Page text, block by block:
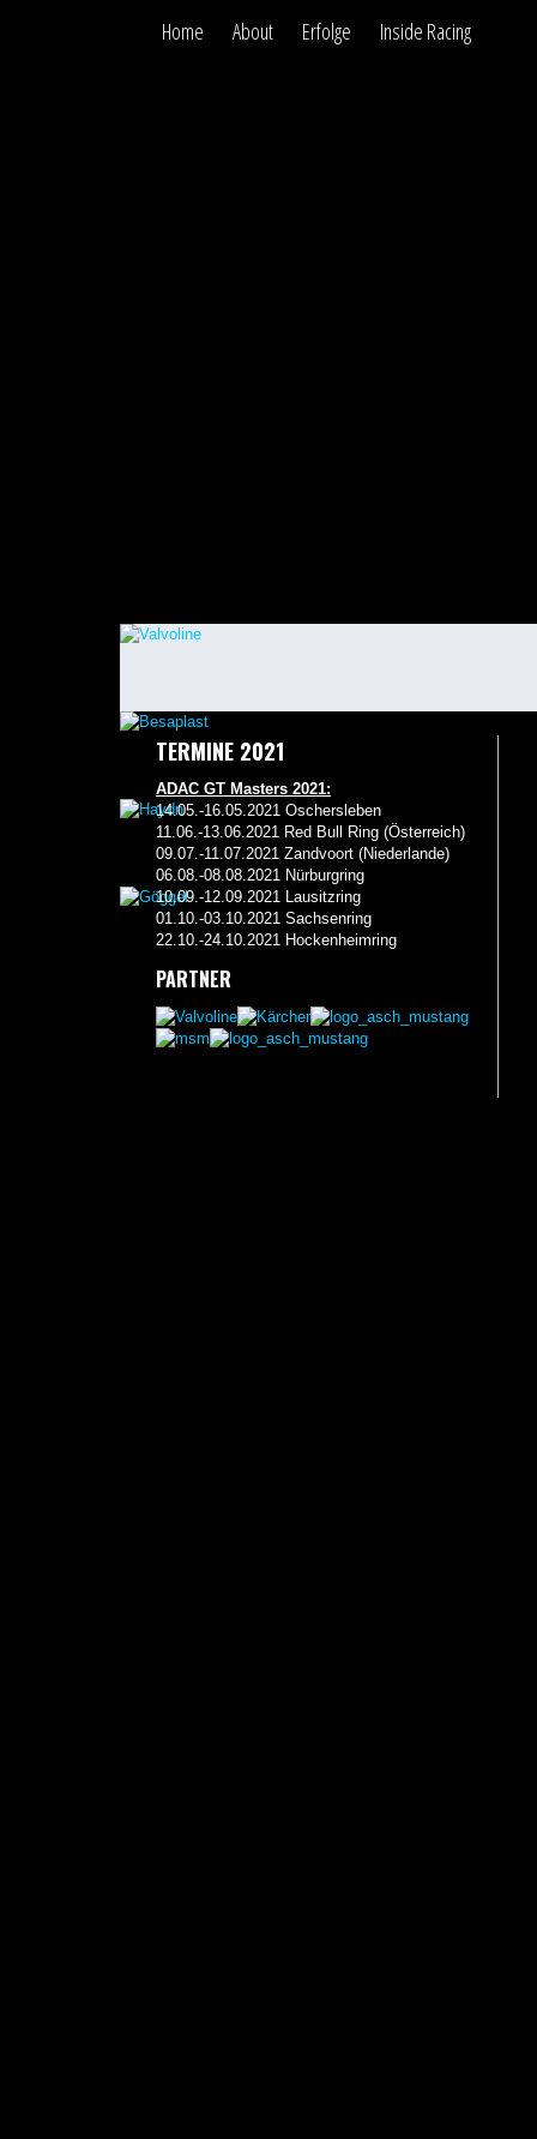
Home About Erfolge Inside Racing
TERMINE 2021
ADAC GT Masters 2021:
14.05.-16.05.2021 Oschersleben
11.06.-13.06.2021 Red Bull Ring (Österreich)
09.07.-11.07.2021 Zandvoort (Niederlande)
06.08.-08.08.2021 Nürburgring
10.09.-12.09.2021 Lausitzring
01.10.-03.10.2021 Sachsenring
22.10.-24.10.2021 Hockenheimring
PARTNER